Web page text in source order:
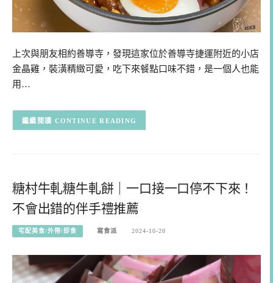
上次與朋友相約善導寺，發現這家位於善導寺捷運附近的小店
金晶雞，裝潢精緻可愛，吃下來餐點口味不錯，是一個人也能
用…
CONTINUE READING
糖村牛軋糖牛軋餅｜一口接一口停不下來！
不會出錯的伴手禮推薦
宅配美食/外帶/即食 寫食派 2024-10-20